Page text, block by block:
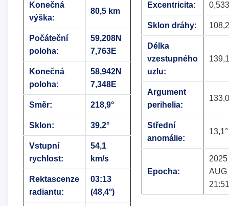
Konečná
výška:
80,5 km
Počáteční
poloha:
59,208N
7,763E
Konečná
poloha:
58,942N
7,348E
Směr: 218,9°
Sklon: 39,2°
Vstupní
rychlost:
54,1
km/s
Rektascenze
radiantu:
03:13
(48,4°)
Excentricita: 0,533
Sklon dráhy:
Délka
vzestupného
uzlu:
Argument
perihelia:
Střední
anomálie:
13,1°
Epocha:
2025
AUG